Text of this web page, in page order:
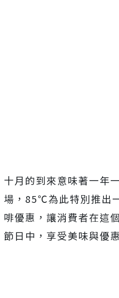
十月的到來意味著一年
場，85℃為此特別推出
啡優惠，讓消費者在這
節日中，享受美味與優